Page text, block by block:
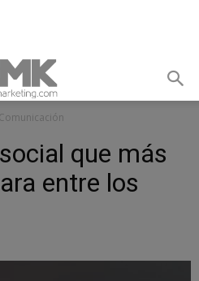
Comunicación
que más
entre los